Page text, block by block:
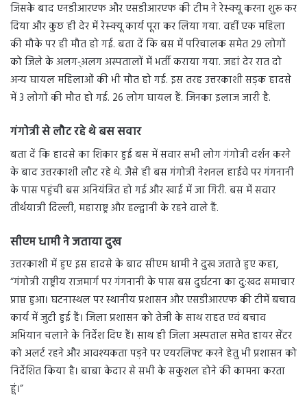
जिसके बाद एनडीआरएफ और एसडीआरएफ की टीम ने रेस्क्यू करना शुरू कर
दिया और कुछ ही देर में रेस्क्यू कार्य पूरा कर लिया गया. वहीं एक महिला
की मौके पर ही मौत हो गई. बता दें कि बस में परिचालक समेत 29 लोगों
को जिले के अलग-्अलग अस्पतालों में भर्ती कराया गया. जहां देर रात दो
अन्य घायल महिलाओं की भी मौत हो गई. इस तरह उत्तरकाशी सड़क हादसे
में 3 लोगों की मौत हो गई. 26 लोग घायल हैं. जिनका इलाज जारी है.
गंगोत्री से लौट रहे थे बस सवार
बता दें कि हादसे का शिकार हुई बस में सवार सभी लोग गंगोत्री दर्शन करने
के बाद उत्तरकाशी लौट रहे थे. जैसे ही बस गंगोत्री नेशनल हाईवे पर गंगनानी
के पास पहुंची बस अनियंत्रित हो गई और खाई में जा गिरी. बस में सवार
तीर्थयात्री दिल्ली, महाराष्ट्र और हल्द्वानी के रहने वाले हैं.
सीएम धामी ने जताया दुख
उत्तरकाशी में हुए इस हादसे के बाद सीएम धामी ने दुख जताते हुए कहा,
“गंगोत्री राष्ट्रीय राजमार्ग पर गंगनानी के पास बस दुर्घटना का दु:खद समाचार
प्राप्त हुआ। घटनास्थल पर स्थानीय प्रशासन और एसडीआरएफ की टीमें बचाव
कार्य में जुटी हुई हैं। जिला प्रशासन को तेजी के साथ राहत एवं बचाव
अभियान चलाने के निर्देश दिए हैं। साथ ही जिला अस्पताल समेत हायर सेंटर
को अलर्ट रहने और आवश्यकता पड़ने पर एयरलिफ्ट करने हेतु भी प्रशासन को
निर्देशित किया है। बाबा केदार से सभी के सकुशल होने की कामना करता
हूं।”